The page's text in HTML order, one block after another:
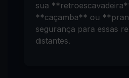
sua
**caçamba** ou
segurança para essas
distantes.